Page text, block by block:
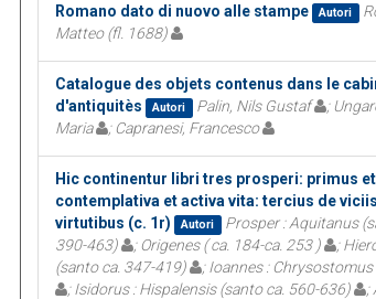
Romano dato di nuovo alle stampe
Autori
Matteo (fl. 1688)
Catalogue des objets contenus dans le
d'antiquitès
Autori Palin, Nils Gustaf
;
Maria
; Capranesi, Francesco
Hic continentur libri tres prosperi: primus
contemplativa et activa vita: tercius de
virtutibus (c. 1r)
Autori
Prosper : Aquitanus
390-463)
; Origenes ( ca. 184-ca. 253 )
;
(santo ca. 347-419)
; Ioannes :
; Isidorus : Hispalensis (santo ca. 560-636)
;